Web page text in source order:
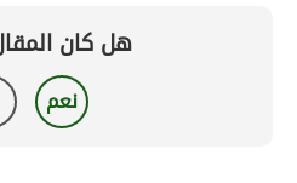
هل كان
نعم